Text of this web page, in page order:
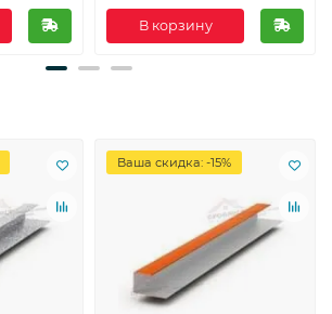
В корзину
Ваша скидка: -15%